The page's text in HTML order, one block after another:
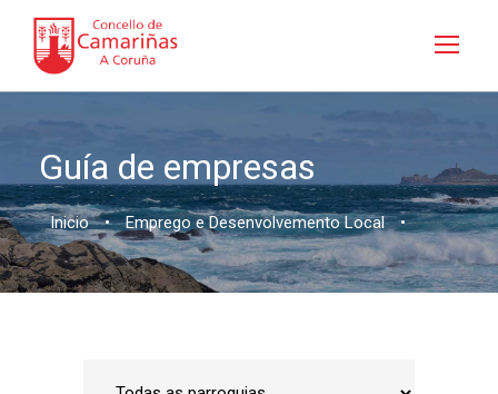
Guía de empresas
Inicio • Emprego e Desenvolvemento Local •